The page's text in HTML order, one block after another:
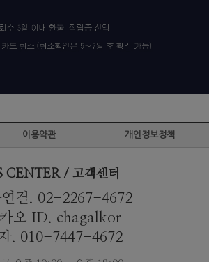
이용약관 개인정보정책
CENTER / 고객센터
연결. 02-2267-4672
오 ID. chagalkor
. 010-7447-4672